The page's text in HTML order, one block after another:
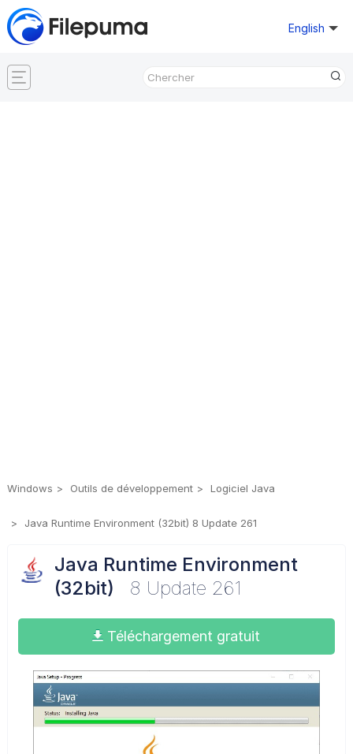
English
Windows Outils de développement Logiciel Java
Java Runtime Environment (32bit) 8 Update 261
Java Runtime Environment
(32bit)
8 Update 261
Téléchargement gratuit